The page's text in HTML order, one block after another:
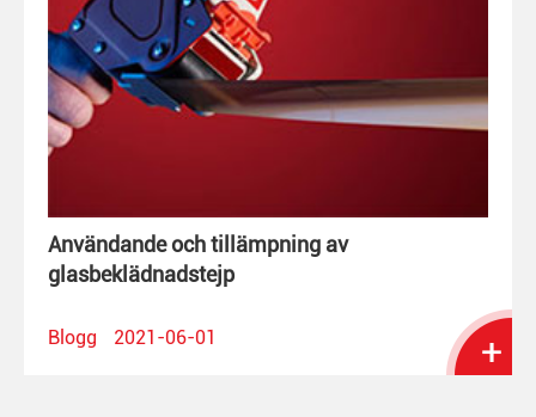
Användande och tillämpning av
glasbeklädnadstejp
Blogg 2021-06-01 +